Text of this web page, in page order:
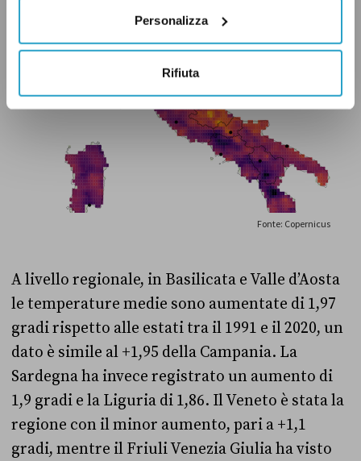
Personalizza
Rifiuta
A livello regionale, in Basilicata e Valle d’Aosta
le temperature medie sono aumentate di 1,97
gradi rispetto alle estati tra il 1991 e il 2020, un
dato è simile al +1,95 della Campania. La
Sardegna ha invece registrato un aumento di
1,9 gradi e la Liguria di 1,86. Il Veneto è stata la
regione con il minor aumento, pari a +1,1
gradi, mentre il Friuli Venezia Giulia ha visto